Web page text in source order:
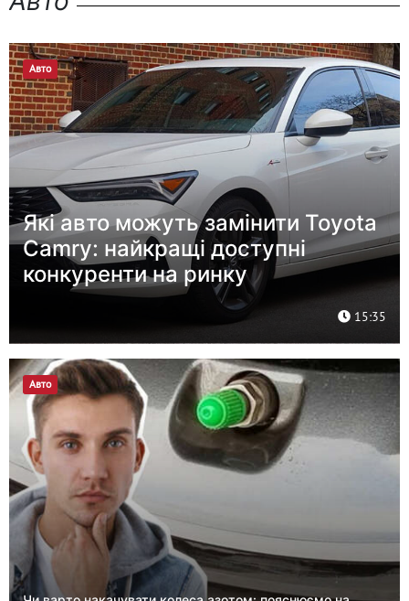
Авто
Які авто можуть замінити Toyota
Camry: найкращі доступні
конкуренти на ринку
15:35
Авто